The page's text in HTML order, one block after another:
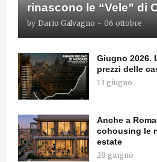
rinascono le “Vele” di
by Dario Galvagno - 06 ottobre
Giugno 2026.
prezzi delle
13 giugno
Anche a
cohousing le
estate
28 giugno